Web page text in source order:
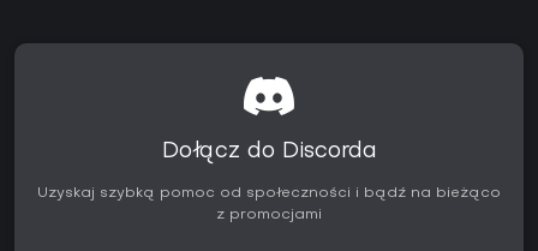
Dołącz do Discorda
Uzyskaj szybką pomoc od społeczności i bądź na bieżąco
z promocjami